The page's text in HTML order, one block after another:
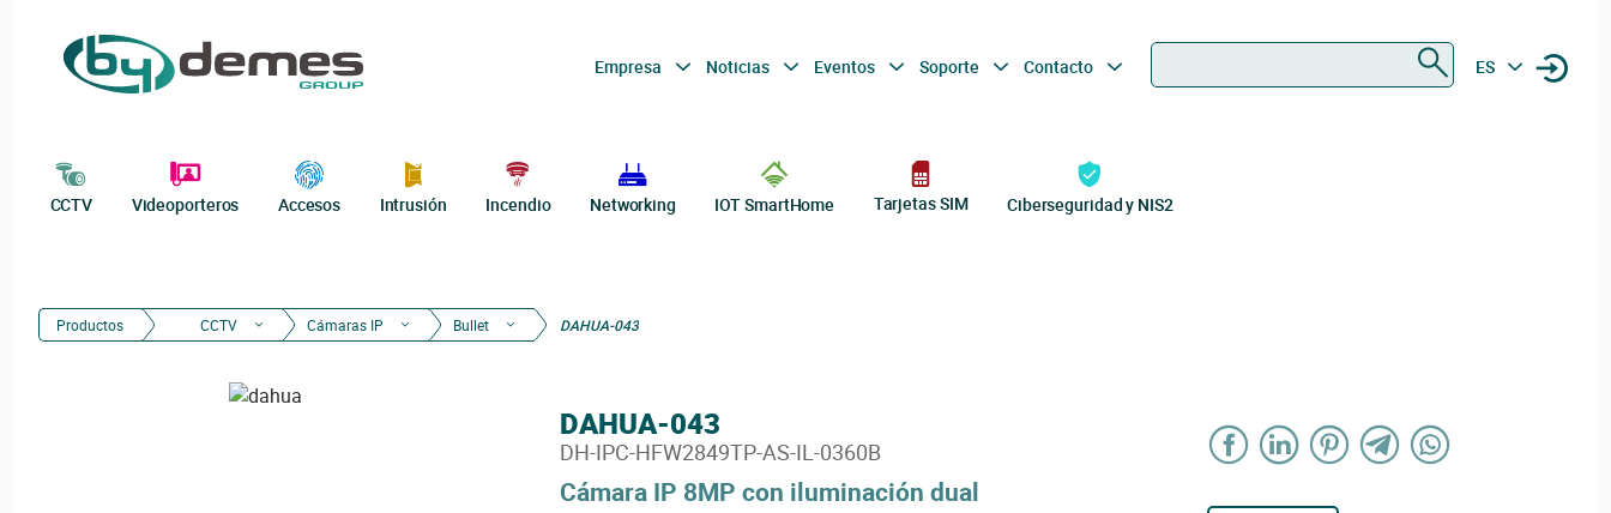
Empresa Noticias Eventos Soporte Contacto ES
CCTV Videoporteros Accesos Intrusión Incendio Networking IOT SmartHome Tarjetas SIM Ciberseguridad y NIS2
Productos CCTV Cámaras IP Bullet DAHUA-043
Cámara IP 8MP con iluminación dual
DAHUA-043
DH-IPC-HFW2849TP-AS-IL-0360B